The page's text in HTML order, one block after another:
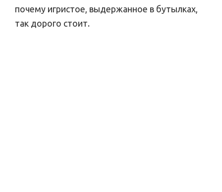
почему игристое, выдержанное в бутылках,
так дорого стоит.